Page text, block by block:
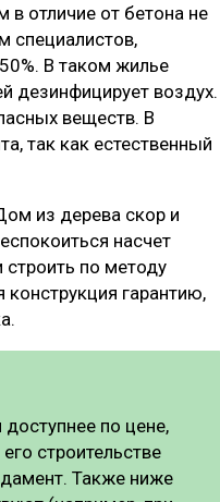
отличие от бетона не
специалистов,
В таком жилье
дезинфицирует воздух.
веществ. В
так как естественный
из дерева скор и
насчет
по методу
гарантию,
по цене,
строительстве
Также ниже